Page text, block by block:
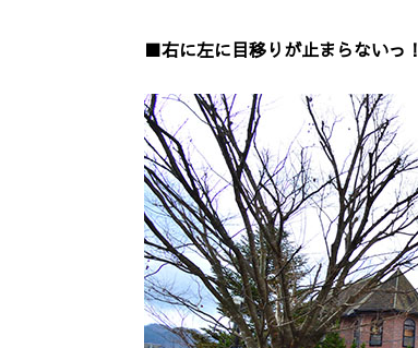
■右に左に目移りが止まらないっ！